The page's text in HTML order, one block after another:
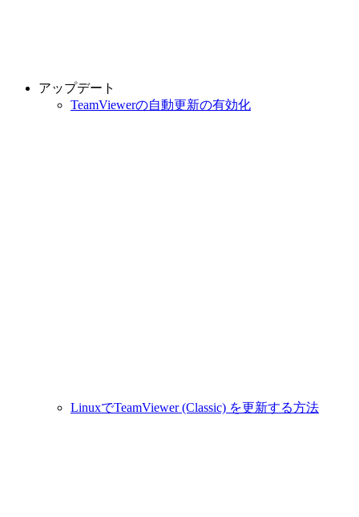
アップデート
TeamViewerの自動更新の有効化
LinuxでTeamViewer (Classic) を更新する方法